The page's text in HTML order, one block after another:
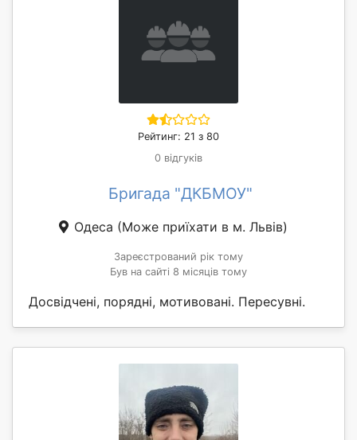
Рейтинг: 21 з 80
0 відгуків
Бригада "ДКБМОУ"
Одеса (Може приїхати в м. Львів)
Зареєстрований рік тому
Був на сайті 8 місяців тому
Досвідчені, порядні, мотивовані. Пересувні.